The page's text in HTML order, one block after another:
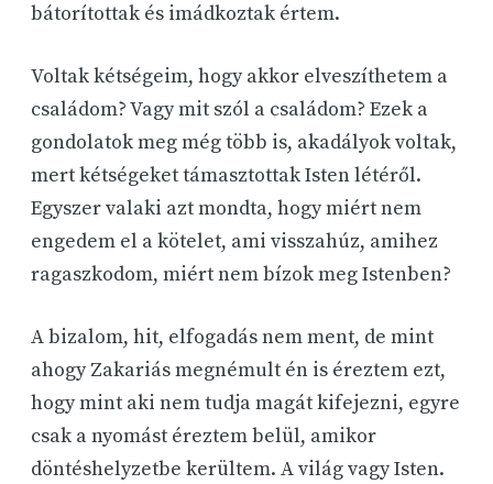
bátorítottak és imádkoztak értem.
Voltak kétségeim, hogy akkor elveszíthetem a
családom? Vagy mit szól a családom? Ezek a
gondolatok meg még több is, akadályok voltak,
mert kétségeket támasztottak Isten létéről.
Egyszer valaki azt mondta, hogy miért nem
engedem el a kötelet, ami visszahúz, amihez
ragaszkodom, miért nem bízok meg Istenben?
A bizalom, hit, elfogadás nem ment, de mint
ahogy Zakariás megnémult én is éreztem ezt,
hogy mint aki nem tudja magát kifejezni, egyre
csak a nyomást éreztem belül, amikor
döntéshelyzetbe kerültem. A világ vagy Isten.